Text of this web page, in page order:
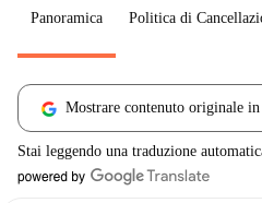
Panoramica Politica di
Mostrare contenuto originale in
Stai leggendo una traduzione